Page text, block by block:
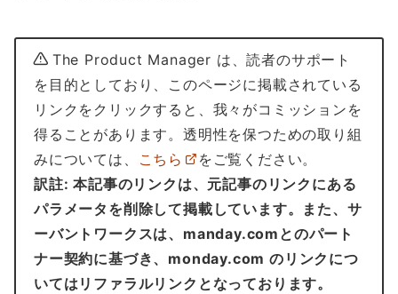
The Product Manager は、読者のサポート
を目的としており、このページに掲載されている
リンクをクリックすると、我々がコミッションを
得ることがあります。透明性を保つための取り組
みについては、
こちら
をご覧ください。
訳註: 本記事のリンクは、元記事のリンクにある
パラメータを削除して掲載しています。また、サ
ーバントワークスは、manday.comとのパート
ナー契約に基づき、monday.com のリンクにつ
いてはリファラルリンクとなっております。